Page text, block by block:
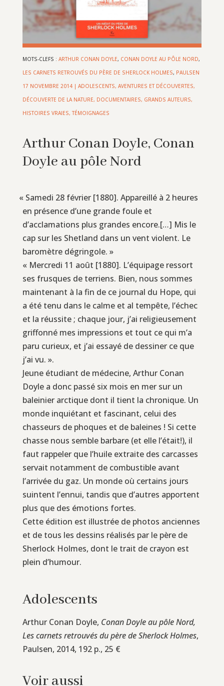
MOTS-CLEFS : ARTHUR CONAN DOYLE, CONAN DOYLE AU PÔLE NORD,
LES CARNETS RETROUVÉS DU PÈRE DE SHERLOCK HOLMES, PAULSEN
17 NOVEMBRE 2014| ADOLESCENTS, AVENTURES ET DÉCOUVERTES,
DÉCOUVERTE DE LA NATURE, DOCUMENTAIRES, GRANDS AUTEURS,
HISTOIRES VRAIES, TÉMOIGNAGES
Arthur Conan Doyle, Conan
Doyle au pôle Nord
« Samedi 28 février [1880]. Appareillé à 2 heures
en présence d’une grande foule et
d’acclamations plus grandes encore.[…] Mis le
cap sur les Shetland dans un vent violent. Le
baromètre dégringole. »
« Mercredi 11 août [1880]. L’équipage ressort
ses frusques de terriens. Bien, nous sommes
maintenant à la fin de ce journal du Hope, qui
a été tenu dans le calme et al tempête, l’échec
et la réussite ; chaque jour, j’ai religieusement
griffonné mes impressions et tout ce qui m’a
paru curieux, et j’ai essayé de dessiner ce que
j’ai vu. ».
Jeune étudiant de médecine, Arthur Conan
Doyle a donc passé six mois en mer sur un
baleinier arctique dont il tient la chronique. Un
monde inquiétant et fascinant, celui des
chasseurs de phoques et de baleines ! Si cette
chasse nous semble barbare (et elle l’était!), il
faut rappeler que l’huile extraite des carcasses
servait notamment de combustible avant
l’arrivée du gaz. Un monde où certains jours
suintent l’ennui, tandis que d’autres apportent
plus que des émotions fortes.
Cette édition est illustrée de photos anciennes
et de tous les dessins réalisés par le père de
Sherlock Holmes, dont le trait de crayon est
plein d’humour.
Adolescents
Arthur Conan Doyle, Conan Doyle au pôle Nord,
Les carnets retrouvés du père de Sherlock Holmes,
Paulsen, 2014, 192 p., 25 €
Voir aussi